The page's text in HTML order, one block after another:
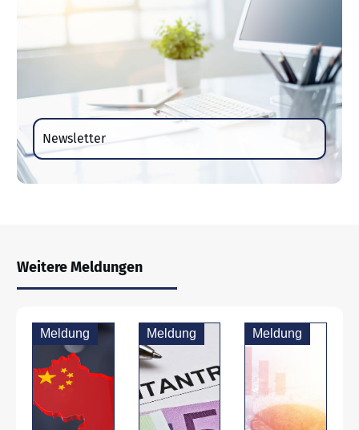
Newsletter
Weitere Meldungen
Meldung Meldung Meldung